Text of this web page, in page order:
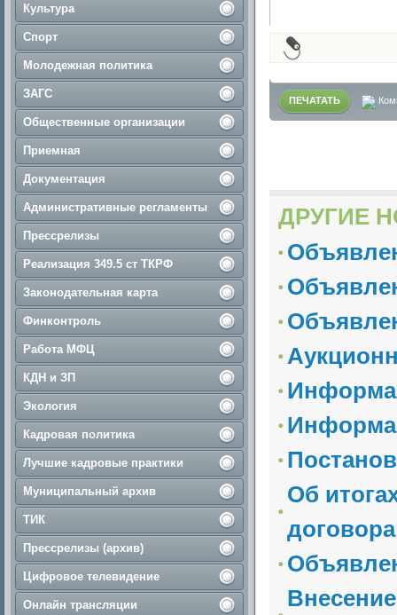
Культура
Спорт
Молодежная политика
ЗАГС
Общественные организации
Приемная
Документация
Административные регламенты
Прессрелизы
Реализация 349.5 ст ТКРФ
Законодательная карта
Финконтроль
Работа МФЦ
КДН и ЗП
Экология
Кадровая политика
Лучшие кадровые практики
Муниципальный архив
ТИК
Прессрелизы (архив)
Цифровое телевидение
Онлайн трансляции
ПЕЧАТАТЬ
ДРУГИЕ
Об